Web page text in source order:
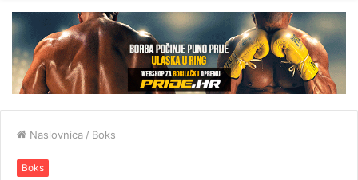
Naslovnica / Boks
Boks